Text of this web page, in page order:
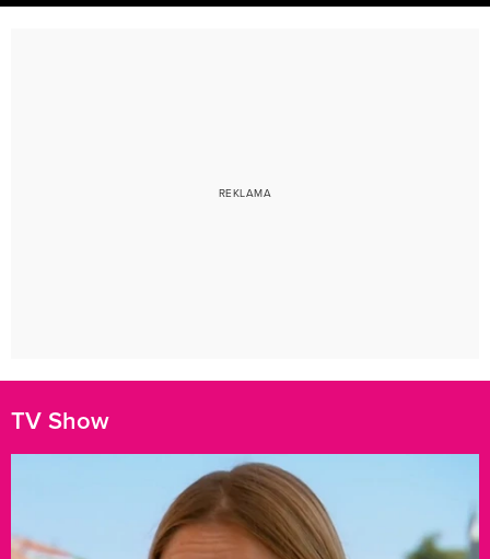
TV Show